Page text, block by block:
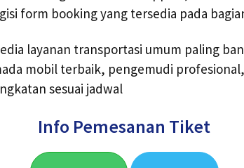
form booking yang tersedia pada
layanan transportasi umum paling
mobil terbaik, pengemudi
sesuai jadwal
Info Pemesanan Tiket